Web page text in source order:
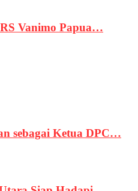
Vanimo Papua…
sebagai Ketua DPC…